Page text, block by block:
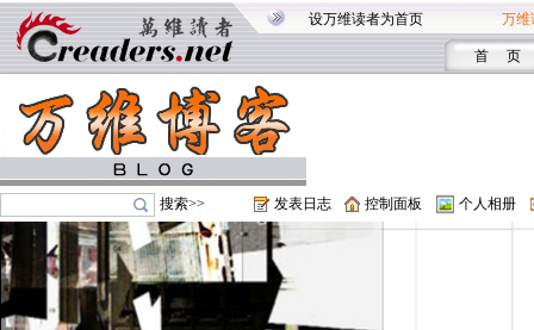
设万维读者为首页 万维
首 页
搜索>> 发表日志 控制面板 个人相册